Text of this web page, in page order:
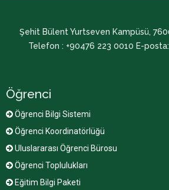
Şehit Bülent Yurtseven Kampüsü,
Telefon : +90476 223 0010 E-
Öğrenci
Öğrenci Bilgi Sistemi
Öğrenci Koordinatörlüğü
Uluslararası Öğrenci Bürosu
Öğrenci Toplulukları
Eğitim Bilgi Paketi